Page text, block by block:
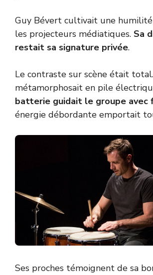
Guy Bévert cultivait une
les projecteurs médiatiques. Sa
restait sa signature privée.
Le contraste sur scène était
métamorphosait en pile
batterie guidait le groupe avec
énergie débordante emportait
Ses proches témoignent de sa